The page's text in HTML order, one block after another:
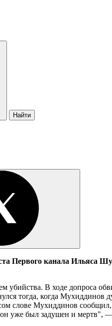
Найти
канала Ильяса
В ходе допроса
тогда, когда
слове Мухиддинов сообщил,
уже был задушен и мертв",